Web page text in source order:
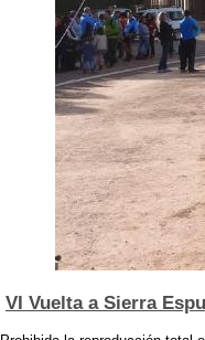
VI Vuelta a Sierra